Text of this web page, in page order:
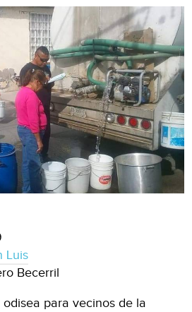
Luis
Becerril
para vecinos de la